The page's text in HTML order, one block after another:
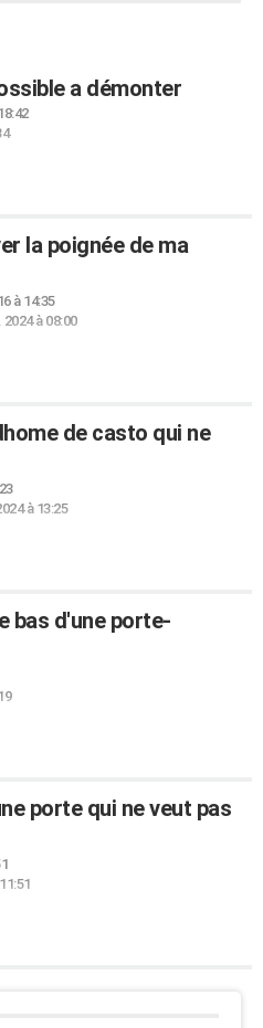
a démonter
la poignée de ma
à 14:35
à 08:00
de casto qui ne
à 13:25
bas d'une porte-
porte qui ne veut pas